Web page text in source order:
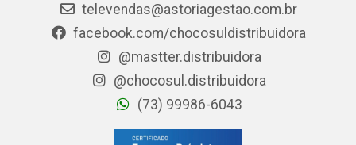
televendas@astoriagestao.com.br
facebook.com/chocosuldistribuidora
@mastter.distribuidora
@chocosul.distribuidora
(73) 99986-6043